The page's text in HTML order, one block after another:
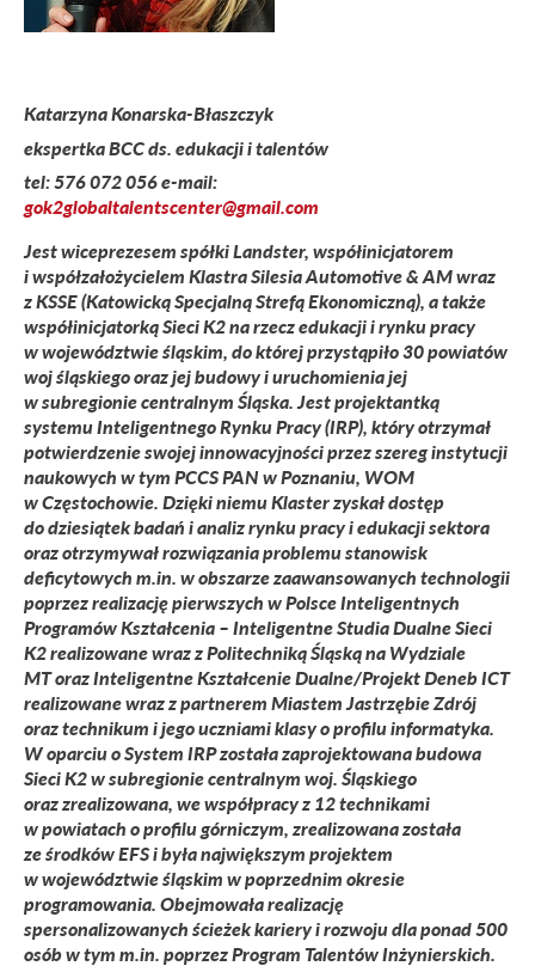
Katarzyna Konarska-Błaszczyk
ekspertka BCC ds. edukacji i talentów
tel:576 072 056e-mail:
gok2globaltalentscenter@gmail.com
Jest wiceprezesem spółki Landster, współinicjatorem
i współzałożycielem Klastra Silesia Automotive & AM wraz
z KSSE (Katowicką Specjalną Strefą Ekonomiczną), a także
współinicjatorką Sieci K2 na rzecz edukacji i rynku pracy
w województwie śląskim, do której przystąpiło 30 powiatów
woj śląskiego oraz jej budowy i uruchomienia jej
w subregionie centralnym Śląska. Jest projektantką
systemu Inteligentnego Rynku Pracy (IRP), który otrzymał
potwierdzenie swojej innowacyjności przez szereg instytucji
naukowych w tym PCCS PAN w Poznaniu, WOM
w Częstochowie. Dzięki niemu Klaster zyskał dostęp
do dziesiątek badań i analiz rynku pracy i edukacji sektora
oraz otrzymywał rozwiązania problemu stanowisk
deficytowych m.in. w obszarze zaawansowanych technologii
poprzez realizację pierwszych w Polsce Inteligentnych
Programów Kształcenia – Inteligentne Studia Dualne Sieci
K2 realizowane wraz z Politechniką Śląską na Wydziale
MT oraz Inteligentne Kształcenie Dualne/Projekt Deneb ICT
realizowane wraz z partnerem Miastem Jastrzębie Zdrój
oraz technikum i jego uczniami klasy o profilu informatyka.
W oparciu o System IRP została zaprojektowana budowa
Sieci K2 w subregionie centralnym woj. Śląskiego
oraz zrealizowana, we współpracy z 12 technikami
w powiatach o profilu górniczym, zrealizowana została
ze środków EFS i była największym projektem
w województwie śląskim w poprzednim okresie
programowania. Obejmowała realizację
spersonalizowanych ścieżek kariery i rozwoju dla ponad 500
osób w tym m.in. poprzez Program Talentów Inżynierskich.